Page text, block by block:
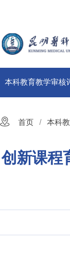
本科教育教学审核
首页 本科
创新课程